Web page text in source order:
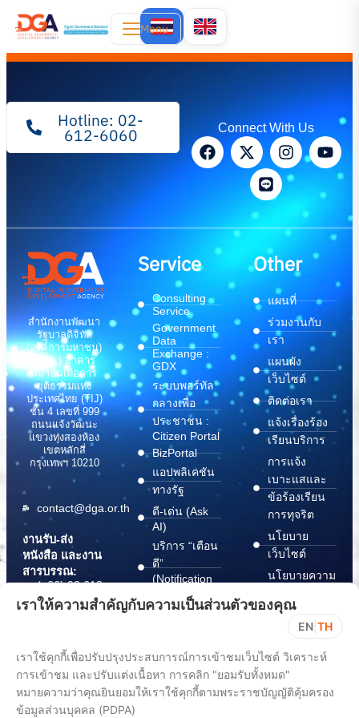
Menu
Hotline: 02-
612-6060 Connect With Us
สำนักงานพัฒนา
รัฐบาลดิจิทัล
(องค์การมหาชน)
(สพร.) อาคาร
สถาบันเพื่อการ
ยุติธรรมแห่ง
ประเทศไทย (TIJ)
ชั้น 4 เลขที่ 999
ถนนแจ้งวัฒนะ
แขวงทุ่งสองห้อง
เขตหลักสี่
กรุงเทพฯ 10210
contact@dga.or.th
งานรับ-ส่ง
หนังสือ และงาน
สารบรรณ:
(+66) 02 612
6000
saraban@dga.or.th
Center:
(+66) 02 612
Service
Consulting
Service
Government
Data
Exchange :
GDX
ระบบพอร์ทัล
กลางเพื่อ
ประชาชน :
Citizen Portal
BizPortal
แอปพลิเคชัน
ทางรัฐ
ดี-เด่น (Ask
AI)
บริการ “เตือน
ดี”
(Notification
บริการ
(Document
Wallet)
Other
แผนที่
ร่วมงานกับ
เรา
แผนผัง
เว็บไซต์
ติดต่อเรา
แจ้งเรื่องร้อง
เรียนบริการ
การแจ้ง
เบาะแสและ
ข้อร้องเรียน
การทุจริต
นโยบาย
เว็บไซต์
นโยบายความ
ปลอดภัย
สารสนเทศ
ChangeLog
เราให้ความสำคัญกับความเป็นส่วนตัวของคุณ
EN TH
เราใช้คุกกี้เพื่อปรับปรุงประสบการณ์การเข้าชมเว็บไซต์ วิเคราะห์
การเข้าชม และปรับแต่งเนื้อหา การคลิก "ยอมรับทั้งหมด"
หมายความว่าคุณยินยอมให้เราใช้คุกกี้ตามพระราชบัญญัติคุ้มครอง
ข้อมูลส่วนบุคคล (PDPA)